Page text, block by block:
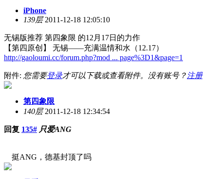
iPhone
139层2011-12-18 12:05:10
无锡版推荐 第四象限 的12月17日的力作
【第四原创】 无锡——充满温情和水（12.17）
http://gaoloumi.cc/forum.php?mod ... page%3D1&page=1
附件: 您需要登录才可以下载或查看附件。没有账号？ 注册
第四象限
140层2011-12-18 12:34:54
回复 135# 只爱ANG
挺ANG，德基封顶了吗